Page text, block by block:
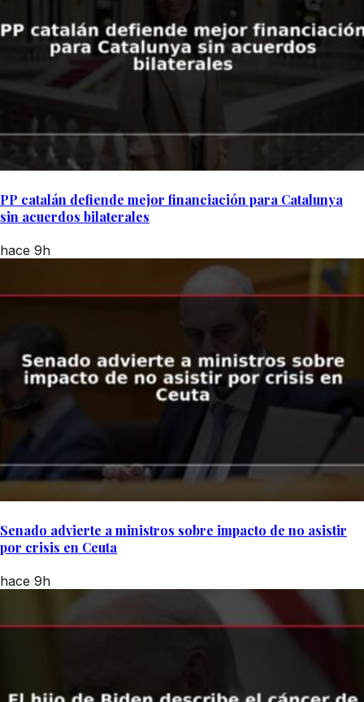
PP catalán defiende mejor financiación para Catalunya
sin acuerdos bilaterales
hace 9h
Senado advierte a ministros sobre impacto de no asistir
por crisis en Ceuta
hace 9h